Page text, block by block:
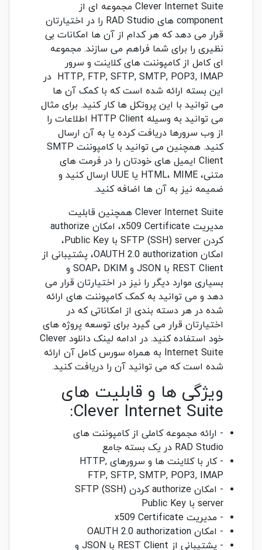
Clever Internet Suite مجموعه ای از
component های RAD Studio را در اختیارتان
قرار می دهد که هر کدام از آن ها امکانات بی
نظیری را برای شما فراهم می سازند. مجموعه
ای کامل از کامپوننت های کلاینت و سرور
HTTP, FTP, SFTP, SMTP, POP3, IMAP در
این بسته ارائه شده است که با کمک آن ها
می توانید با این پروتکل ها کار کنید. برای مثال
می توانید به وسیله HTTP Client اطلاعات را
از وب سرورها دریافت کرده یا به آن ارسال
کنید. همچنین می توانید با کامپوننت SMTP
Client ایمیل های خودتان را در فرمت های
متنی، HTML، MIME یا UUE ارسال کنید و
ضمیمه نیز به آن ها اضافه کنید.
Clever Internet Suite همچنین قابلیت
مدیریت x509 Certificate، امکان authorize
کردن SFTP (SSH) server با Public Key،
امکان OAUTH 2.0 authorization، پشتیبانی از
REST Client با JSON و SOAP، DKIM و
بسیاری موارد دیگر را نیز در اختیارتان قرار می
دهد و می توانید به کمک کامپوننت های ارائه
شده در هر دسته بندی از امکاناتی که در
اختیارتان قرار می گیرد برای توسعه پروژه های
خود استفاده کنید. در ادامه لینک دانلود Clever
Internet Suite به همراه سورس کامل آن ارائه
شده است که می توانید آن را دریافت کنید.
ویژگی ها و قابلیت های
Clever Internet Suite:
- ارائه مجموعه کاملی از کامپوننت های
RAD Studio در یک بسته جامع
- کار با کلاینت ها و سرورهای HTTP,
FTP, SFTP, SMTP, POP3, IMAP
- امکان authorize کردن SFTP (SSH)
server با Public Key
- مدیریت x509 Certificate
- امکان OAUTH 2.0 authorization
- پشتیبانی از REST Client با JSON و